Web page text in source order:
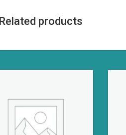
Related products